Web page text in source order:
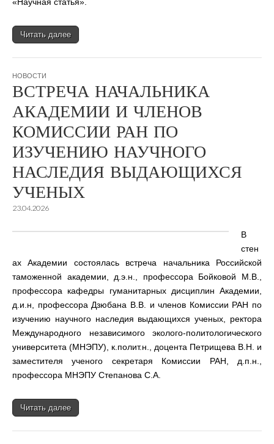
Читать далее
НОВОСТИ
ВСТРЕЧА НАЧАЛЬНИКА
АКАДЕМИИ И ЧЛЕНОВ
КОМИССИИ РАН ПО
ИЗУЧЕНИЮ НАУЧНОГО
НАСЛЕДИЯ ВЫДАЮЩИХСЯ
УЧЕНЫХ
23.04.2026
В
стен
ах Академии состоялась встреча начальника Российской
таможенной академии, д.э.н., профессора Бойковой М.В.,
профессора кафедры гуманитарных дисциплин Академии,
д.и.н, профессора Дзюбана В.В. и членов Комиссии РАН по
изучению научного наследия выдающихся ученых, ректора
Международного независимого эколого-политологического
университета (МНЭПУ), к.полит.н., доцента Петрищева В.Н. и
заместителя ученого секретаря Комиссии РАН, д.п.н.,
профессора МНЭПУ Степанова С.А.
Читать далее